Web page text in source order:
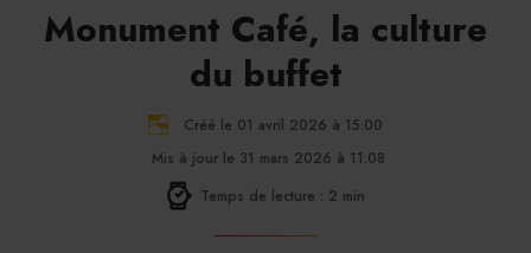
Monument Café, la culture
du buffet
Créé le 01 avril 2026 à 15:00
Mis à jour le 31 mars 2026 à 11:08
Temps de lecture : 2 min